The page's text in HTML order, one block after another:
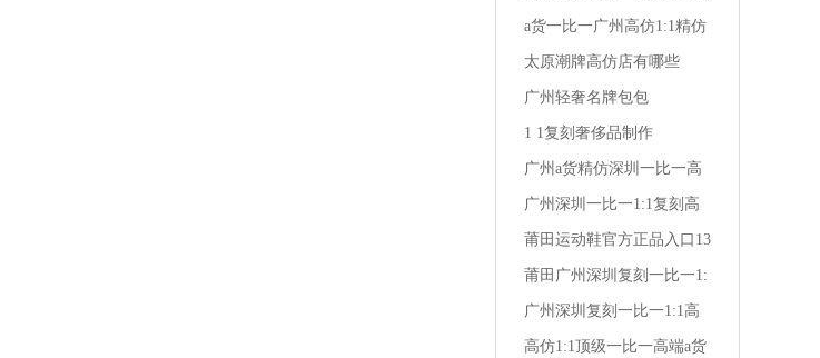
一套衣服
a货一比一广州高仿1:1精仿
深圳复刻达兰特高档男装
太原潮牌高仿店有哪些
广州轻奢名牌包包
1 1复刻奢侈品制作
广州a货精仿深圳一比一高
仿1:1复刻潮牌男装卡其
广州深圳一比一1:1复刻高
仿a货精仿时尚男装夏衬衫
莆田运动鞋官方正品入口13
岁 女生 运动鞋
莆田广州深圳复刻一比一1:
1高仿a货精仿卡帝琼斯男装
广州深圳复刻一比一1:1高
仿a货精仿汉唐男装服饰女
高仿1:1顶级一比一高端a货